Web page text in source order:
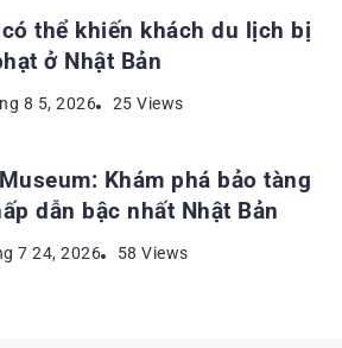
thể khiến khách du lịch bị
ở Nhật Bản
8 5, 2026 25 Views
DU LỊCH NHẬT BẢN
Khám phá bảo tàng
dẫn bậc nhất Nhật Bản
7 24, 2026 58 Views